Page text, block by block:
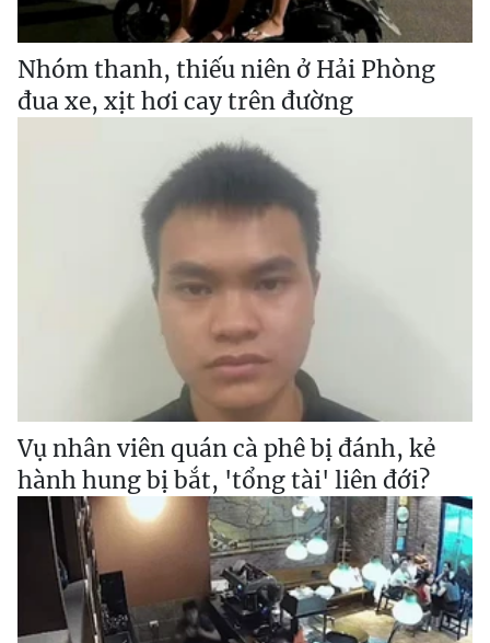
Nhóm thanh, thiếu niên ở Hải Phòng
đua xe, xịt hơi cay trên đường
Vụ nhân viên quán cà phê bị đánh, kẻ
hành hung bị bắt, 'tổng tài' liên đới?